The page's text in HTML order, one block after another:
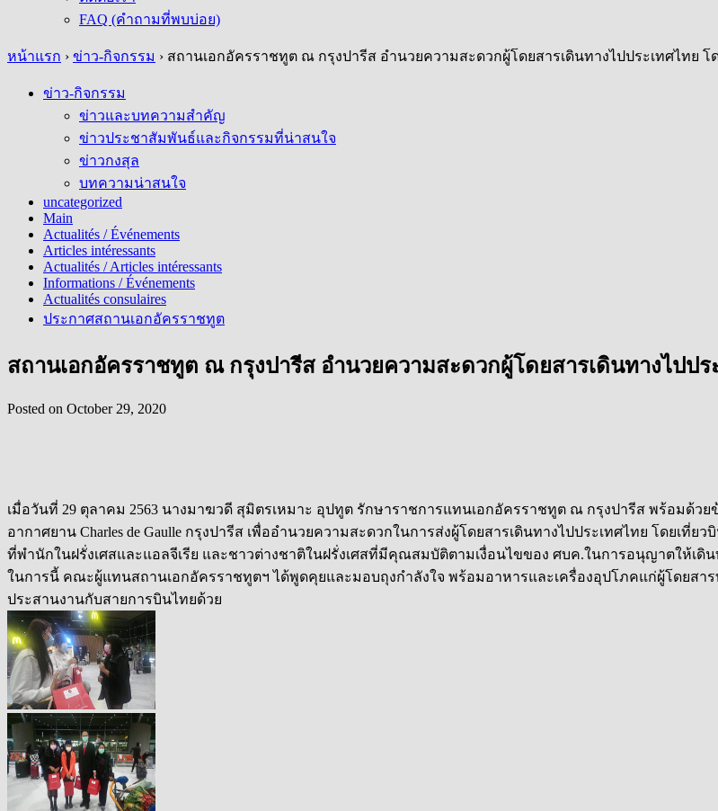
FAQ (คำถามที่พบบ่อย)
หน้าแรก › ข่าว-กิจกรรม › สถานเอกอัครราชทูต ณ กรุงปารีส อำนวยความสะดวกผู้โดยสารเดินทางไปประเทศไทย โ
ข่าว-กิจกรรม
ข่าวและบทความสำคัญ
ข่าวประชาสัมพันธ์และกิจกรรมที่น่าสนใจ
ข่าวกงสุล
บทความน่าสนใจ
uncategorized
Main
Actualités / Événements
Articles intéressants
Actualités / Articles intéressants
Informations / Événements
Actualités consulaires
ประกาศสถานเอกอัครราชทูต
สถานเอกอัครราชทูต ณ กรุงปารีส อำนวยความสะดวกผู้โดยสารเดินทางไปปร
Posted on October 29, 2020
เมื่อวันที่ 29 ตุลาคม 2563 นางมาฆวดี สุมิตรเหมาะ อุปทูต รักษาราชการแทนเอกอัครราชทูต ณ กรุงปารีส พร้อมด้ว
อากาศยาน Charles de Gaulle กรุงปารีส เพื่ออำนวยความสะดวกในการส่งผู้โดยสารเดินทางไปประเทศไทย โดยเที่
ที่พำนักในฝรั่งเศสและแอลจีเรีย และชาวต่างชาติในฝรั่งเศสที่มีคุณสมบัติตามเงื่อนไขของ ศบค.ในการอนุญาตให้เดิน
ในการนี้ คณะผู้แทนสถานเอกอัครราชทูตฯ ได้พูดคุยและมอบถุงกำลังใจ พร้อมอาหารและเครื่องอุปโภคแก่ผู้โดยสา
ประสานงานกับสายการบินไทยด้วย